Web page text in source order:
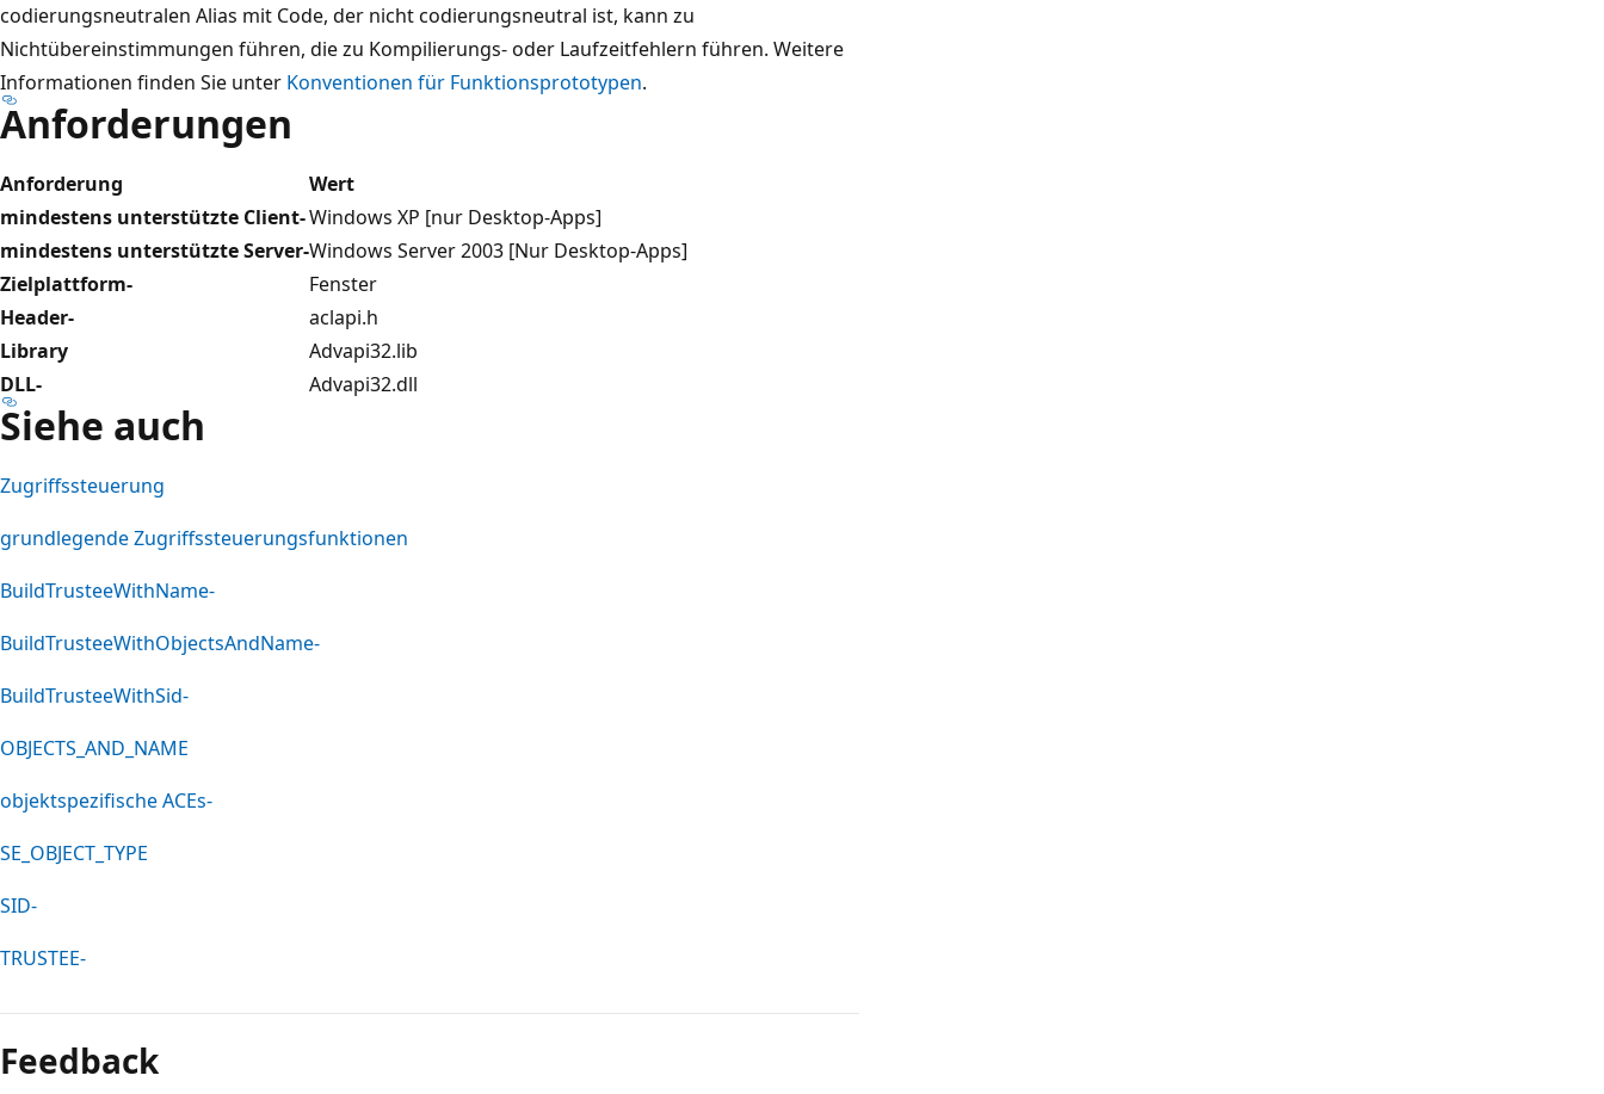
codierungsneutralen Alias mit Code, der nicht codierungsneutral ist, kann zu
Nichtübereinstimmungen führen, die zu Kompilierungs- oder Laufzeitfehlern führen. Weitere
Informationen finden Sie unter Konventionen für Funktionsprototypen.
Anforderungen
Anforderung
Wert
mindestens unterstützte Client-Windows XP [nur Desktop-Apps]
mindestens unterstützte Server-Windows Server 2003 [Nur Desktop-Apps]
Zielplattform-
Fenster
Header-
aclapi.h
Library
Advapi32.lib
DLL-
Advapi32.dll
Siehe auch
Zugriffssteuerung
grundlegende Zugriffssteuerungsfunktionen
BuildTrusteeWithName-
BuildTrusteeWithObjectsAndName-
BuildTrusteeWithSid-
OBJECTS_AND_NAME
objektspezifische ACEs-
SE_OBJECT_TYPE
SID-
TRUSTEE-
deaktiviert
Feedback